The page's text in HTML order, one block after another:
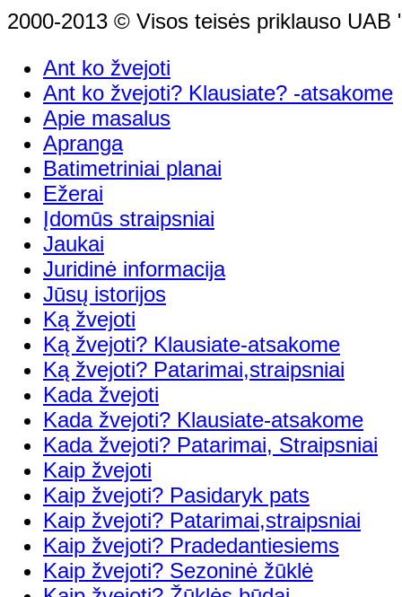
2000-2013 © Visos teisės priklauso UAB
Ant ko žvejoti
Ant ko žvejoti? Klausiate? -atsakome
Apie masalus
Apranga
Batimetriniai planai
Ežerai
Įdomūs straipsniai
Jaukai
Juridinė informacija
Jūsų istorijos
Ką žvejoti
Ką žvejoti? Klausiate-atsakome
Ką žvejoti? Patarimai,straipsniai
Kada žvejoti
Kada žvejoti? Klausiate-atsakome
Kada žvejoti? Patarimai, Straipsniai
Kaip žvejoti
Kaip žvejoti? Pasidaryk pats
Kaip žvejoti? Patarimai,straipsniai
Kaip žvejoti? Pradedantiesiems
Kaip žvejoti? Sezoninė žūklė